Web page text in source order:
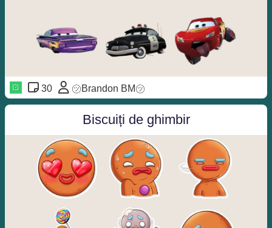
30 ㋡Brandon BM㋡
Biscuiți de ghimbir